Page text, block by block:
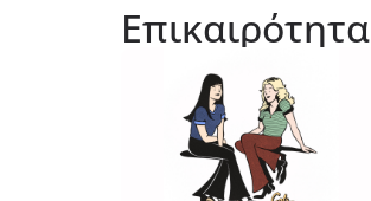
Επικαιρότητα